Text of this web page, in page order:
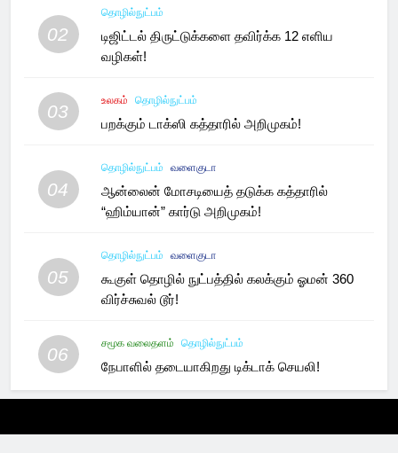
02
தொழில்நுட்பம்
டிஜிட்டல் திருட்டுக்களை தவிர்க்க 12 எளிய
வழிகள்!
03
உலகம் தொழில்நுட்பம்
பறக்கும் டாக்ஸி கத்தாரில் அறிமுகம்!
04
தொழில்நுட்பம் வளைகுடா
ஆன்லைன் மோசடியைத் தடுக்க கத்தாரில்
“ஹிம்யான்” கார்டு அறிமுகம்!
05
தொழில்நுட்பம் வளைகுடா
கூகுள் தொழில் நுட்பத்தில் கலக்கும் ஓமன் 360
விர்ச்சுவல் டூர்!
06
சமூக வலைதளம் தொழில்நுட்பம்
நேபாளில் தடையாகிறது டிக்டாக் செயலி!